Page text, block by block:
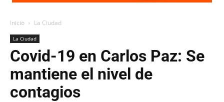
Inicio La Ciudad
La Ciudad
Covid-19 en Carlos Paz: Se
mantiene el nivel de
contagios